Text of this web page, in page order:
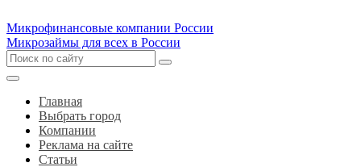
Микрофинансовые компании России
Микрозаймы для всех в России
Главная
Выбрать город
Компании
Реклама на сайте
Статьи